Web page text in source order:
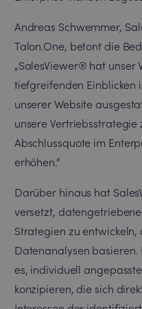
Andreas Schwemmer,
Talon.One, betont die
„SalesViewer® hat unser
tiefgreifenden Einblicken
unserer Website
unsere
Abschlussquote im
erhöhen.“
Darüber hinaus hat
versetzt,
Strategien zu
Datenanalysen
es, individuell
konzipieren, die sich